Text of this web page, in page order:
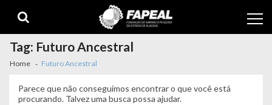
navigation
content
Tag: Futuro Ancestral
Home Futuro Ancestral
Parece que não conseguimos encontrar o que você está
procurando. Talvez uma busca possa ajudar.